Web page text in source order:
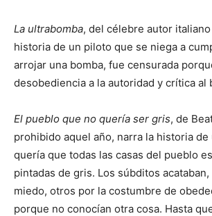
La ultrabomba, del célebre autor
historia de un piloto que se niega a
arrojar una bomba, fue censurada
desobediencia a la autoridad y crítica al
El pueblo que no quería ser gris, de
prohibido aquel año, narra la historia de
quería que todas las casas del pueblo
pintadas de gris. Los súbditos
miedo, otros por la costumbre de
porque no conocían otra cosa. Hasta